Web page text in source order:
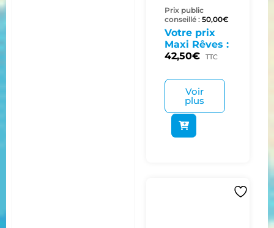
Prix public
conseillé : 50,00€
Votre prix
Maxi Rêves :
42,50€ TTC
Voir
plus